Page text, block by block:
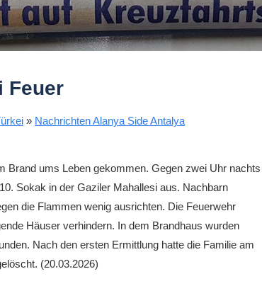
Feuer
» Nachrichten Alanya Side Antalya
Brand ums Leben gekommen. Gegen zwei Uhr nachts
Sokak in der Gaziler Mahallesi aus. Nachbarn
die Flammen wenig ausrichten. Die Feuerwehr
Häuser verhindern. In dem Brandhaus wurden
Nach den ersten Ermittlung hatte die Familie am
(20.03.2026)